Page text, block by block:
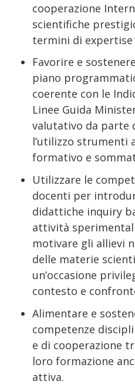
cooperazione
scientifiche
termini di expertise
Favorire e
piano
coerente con le
Linee Guida
valutativo da parte
l’utilizzo strumenti
formativo e
Utilizzare le
docenti per
didattiche inquiry
attività
motivare gli allievi
delle materie
un’occasione
contesto e
Alimentare e
competenze
e di cooperazione
loro formazione
attiva.